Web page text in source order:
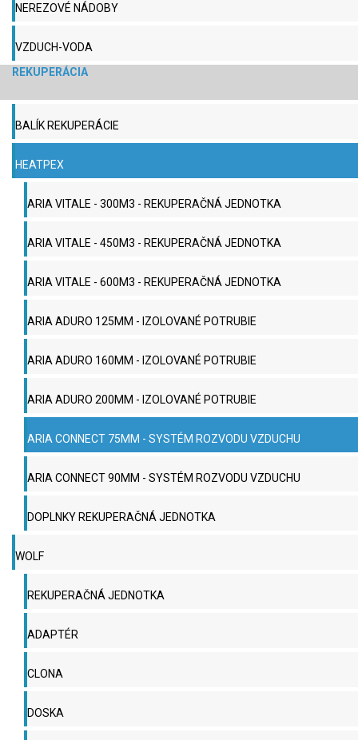
NEREZOVÉ NÁDOBY
VZDUCH-VODA
REKUPERÁCIA
BALÍK REKUPERÁCIE
HEATPEX
ARIA VITALE - 300M3 - REKUPERAČNÁ JEDNOTKA
ARIA VITALE - 450M3 - REKUPERAČNÁ JEDNOTKA
ARIA VITALE - 600M3 - REKUPERAČNÁ JEDNOTKA
ARIA ADURO 125MM - IZOLOVANÉ POTRUBIE
ARIA ADURO 160MM - IZOLOVANÉ POTRUBIE
ARIA ADURO 200MM - IZOLOVANÉ POTRUBIE
ARIA CONNECT 75MM - SYSTÉM ROZVODU VZDUCHU
ARIA CONNECT 90MM - SYSTÉM ROZVODU VZDUCHU
DOPLNKY REKUPERAČNÁ JEDNOTKA
WOLF
REKUPERAČNÁ JEDNOTKA
ADAPTÉR
CLONA
DOSKA